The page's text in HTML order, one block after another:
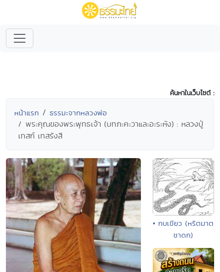
ค้นหาในเว็บไซต์ :
หน้าแรก ธรรมะจากหลวงพ่อ
พระคุณของพระพุทธเจ้า (บทภะคะวาและอะระหัง) : หลวงปู่
เทสก์ เทสรังสี
• กบเขียว (หริตมาต
ชาดก)